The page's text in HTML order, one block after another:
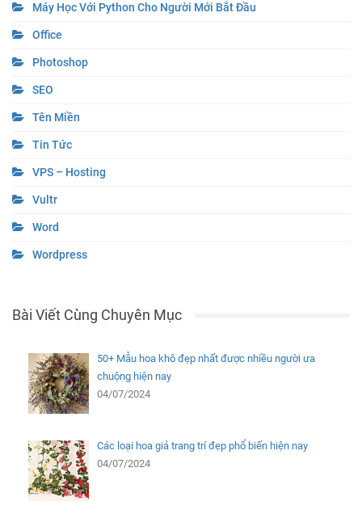
Máy Học Với Python Cho Người Mới Bắt Đầu
Office
Photoshop
SEO
Tên Miền
Tin Tức
VPS – Hosting
Vultr
Word
Wordpress
Bài Viết Cùng Chuyên Mục
50+ Mẫu hoa khô đẹp nhất được nhiều người ưa
chuộng hiện nay
04/07/2024
Các loại hoa giả trang trí đẹp phổ biến hiện nay
04/07/2024